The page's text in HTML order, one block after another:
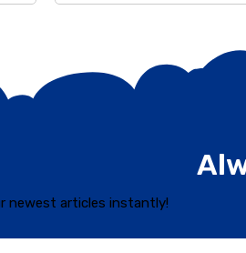
newest articles instantly!